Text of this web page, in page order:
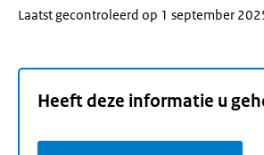
Laatst gecontroleerd op 1 september
Heeft deze informatie u